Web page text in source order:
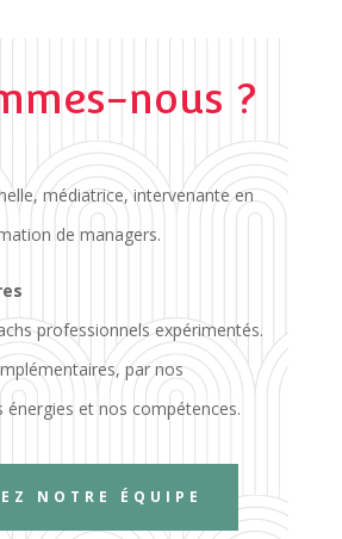
nous ?
médiatrice, intervenante en
de managers.
professionnels expérimentés.
par nos
énergies et nos compétences.
NOTRE ÉQUIPE